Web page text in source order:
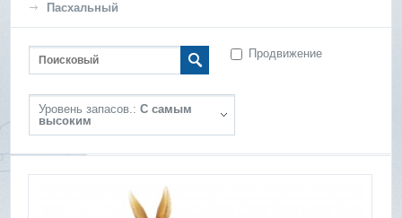
Пасхальный
Продвижение
Уровень запасов.: С самым
высоким